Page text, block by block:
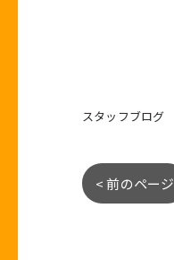
スタッフブログ
< 前のページ